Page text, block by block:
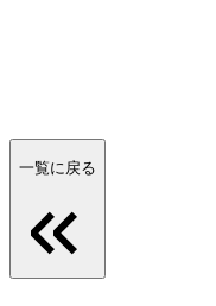
一覧に戻る